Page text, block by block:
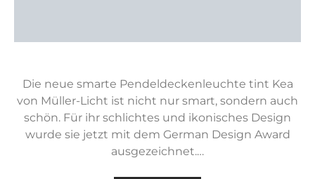
Die neue smarte Pendeldeckenleuchte tint Kea
von Müller-Licht ist nicht nur smart, sondern auch
schön. Für ihr schlichtes und ikonisches Design
wurde sie jetzt mit dem German Design Award
ausgezeichnet.…